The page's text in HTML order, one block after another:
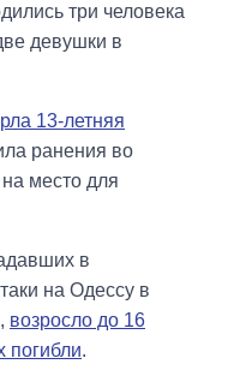
три человека
девушки в
13-летняя
ранения во
место для
в
на Одессу в
возросло до 16
погибли.